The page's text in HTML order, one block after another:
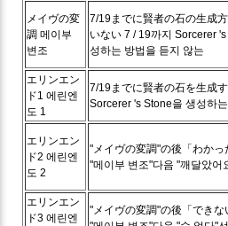
メイヴの変
調 메이부
변조
7/19までに賢者の石の生成
いない 7 / 19까지 Sorcerer
성하는 방법을 듣지 않는
エリンエン
ド1 에린엔
도 1
7/19までに賢者の石を生成
Sorcerer 's Stone을 생성하는
エリンエン
ド2 에린엔
도 2
"メイヴの変調"の後「わかっ
"메이부 변조"다음 "깨달았어
エリンエン
ド3 에린엔
"メイヴの変調"の後「できな